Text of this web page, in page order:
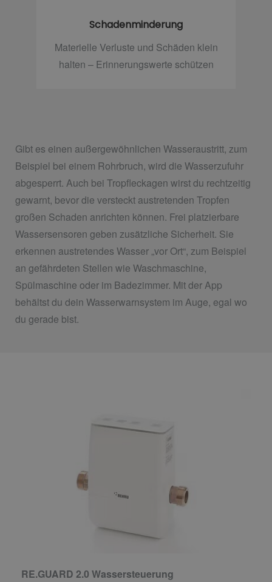
Schadenminderung
Materielle Verluste und Schäden klein
halten – Erinnerungswerte schützen
Gibt es einen außergewöhnlichen Wasseraustritt, zum
Beispiel bei einem Rohrbruch, wird die Wasserzufuhr
abgesperrt. Auch bei Tropfleckagen wirst du rechtzeitig
gewarnt, bevor die versteckt austretenden Tropfen
großen Schaden anrichten können. Frei platzierbare
Wassersensoren geben zusätzliche Sicherheit. Sie
erkennen austretendes Wasser „vor Ort“, zum Beispiel
an gefährdeten Stellen wie Waschmaschine,
Spülmaschine oder im Badezimmer. Mit der App
behältst du dein Wasserwarnsystem im Auge, egal wo
du gerade bist.
RE.GUARD 2.0 Wassersteuerung